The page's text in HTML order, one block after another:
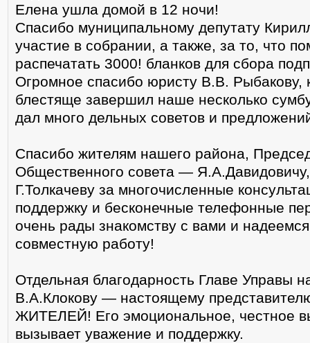
Елена ушла домой в 12 ночи!
Спасибо муниципальному депутату
участие в собрании, а также, за то, что
распечатать 3000! бланков для сбора
Огромное спасибо юристу В.В. Рыбакову,
блестяще завершил наше несколько
дал много дельных советов и
Спасибо жителям нашего района,
Общественного совета —
Г.Толкачеву за многочисленные
поддержку и бесконечные телефонные
очень рады знакомству с вами и
совместную работу!
Отдельная благодарность Главе Управы
В.А.Клокову — настоящему
ЖИТЕЛЕЙ! Его эмоциональное, честное
вызывает уважение и поддержку.